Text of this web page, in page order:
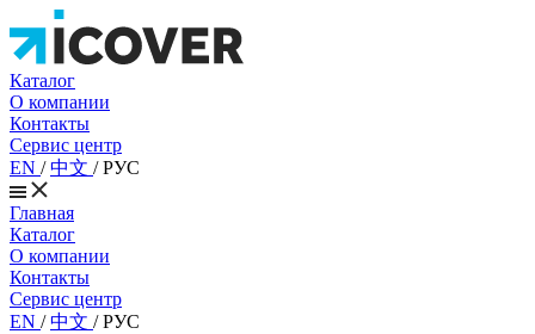
Каталог
О компании
Контакты
Сервис центр
EN /中文 /РУС
Главная
Каталог
О компании
Контакты
Сервис центр
EN /中文 /РУС